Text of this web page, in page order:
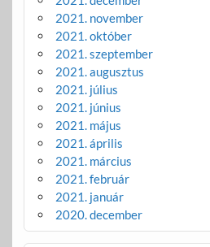
2021. november
2021. október
2021. szeptember
2021. augusztus
2021. július
2021. június
2021. május
2021. április
2021. március
2021. február
2021. január
2020. december